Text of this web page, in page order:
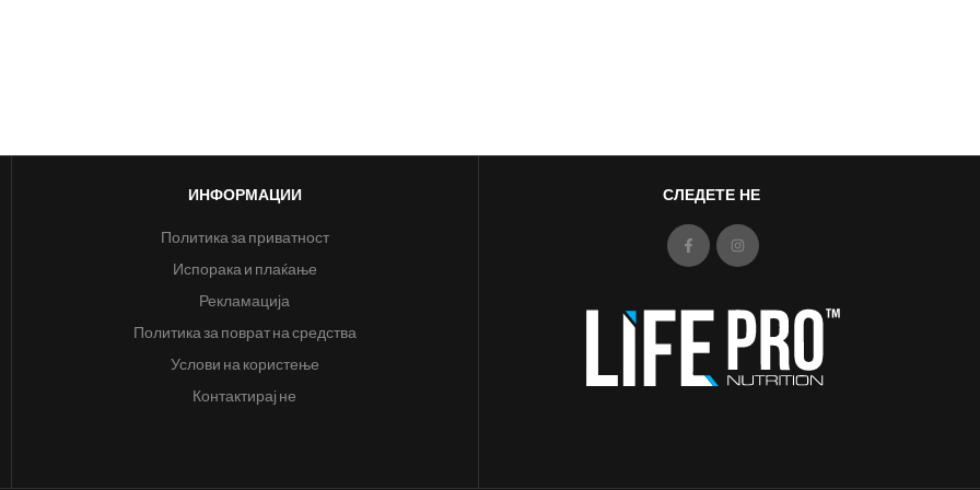
ИНФОРМАЦИИ
Политика за приватност
Испорака и плаќање
Рекламација
Политика за поврат на средства
Услови на користење
Контактирај не
СЛЕДЕТЕ НЕ